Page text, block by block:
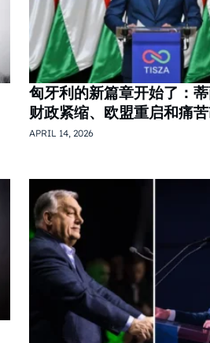
匈牙利的新篇章开始了：
财政紧缩、欧盟重启和痛
APRIL 14, 2026